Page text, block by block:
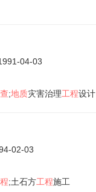
04-03
;地质灾害治理工程设计
02-03
;土石方工程施工